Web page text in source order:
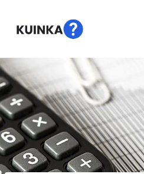
sisältöön